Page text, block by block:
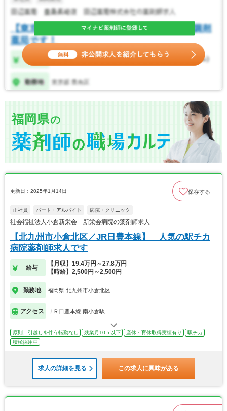
福岡県の
更新日：2025年1月14日 保存する
正社員 パート・アルバイト 病院・クリニック
社会福祉法人小倉新栄会 新栄会病院の薬剤師求人
【北九州市小倉北区／JR日豊本線】 人気の駅チカ
病院薬剤師求人です
給与
【月収】19.4万円～27.8万円
【時給】2,500円～2,500円
勤務地 福岡県 北九州市小倉北区
アクセス ＪＲ日豊本線 南小倉駅
原則、引越しを伴う転勤なし 残業月10ｈ以下 産休・育休取得実績有り
駅チカ
積極採用中
求人の詳細を見る この求人に興味がある